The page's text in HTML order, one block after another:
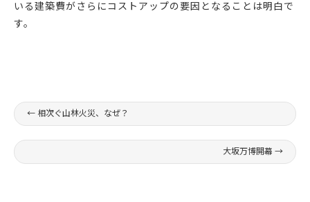
いる建築費がさらにコストアップの要因となることは明白で
す。
← 相次ぐ山林火災、なぜ？
大坂万博開幕 →